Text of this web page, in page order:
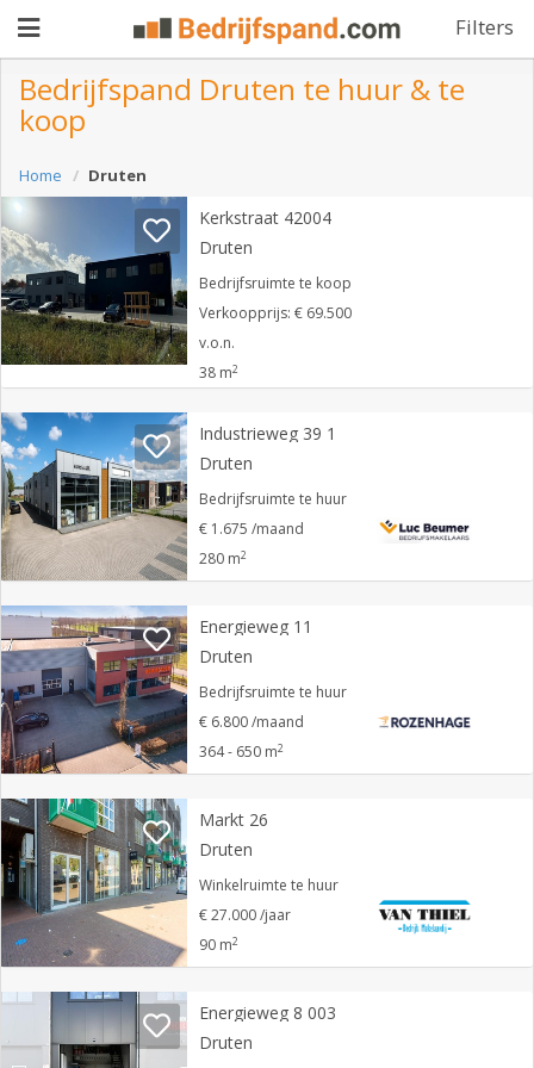
Filters
Pand
aanbieden
Pand
Waarom
adverteren
Premium
Registreren
Login
Bedrijfspand Druten te huur & te
koop
Home Druten
Kerkstraat 42004
Druten
Bedrijfsruimte te koop
Verkoopprijs: € 69.500
v.o.n.
38 m2
Industrieweg 39 1
Druten
Bedrijfsruimte te huur
€ 1.675 /maand
280 m2
Energieweg 11
Druten
Bedrijfsruimte te huur
€ 6.800 /maand
364 - 650 m2
Markt 26
Druten
Winkelruimte te huur
€ 27.000 /jaar
90 m2
Energieweg 8 003
Druten